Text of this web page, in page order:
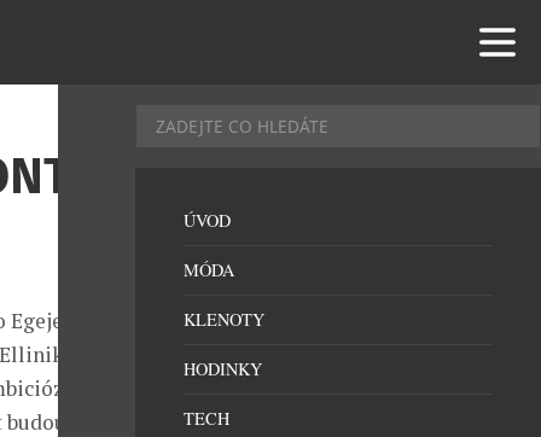
má
vize
ÚVOD
MÓDA
KLENOTY
HODINKY
TECH